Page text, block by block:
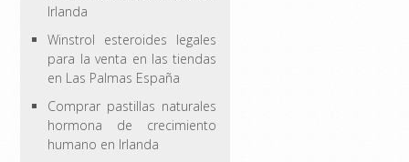
Irlanda
Winstrol esteroides legales
para la venta en las tiendas
en Las Palmas España
Comprar pastillas naturales
hormona de crecimiento
humano en Irlanda